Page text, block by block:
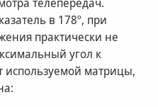
в 178º, при
практически не
угол к
используемой матрицы,